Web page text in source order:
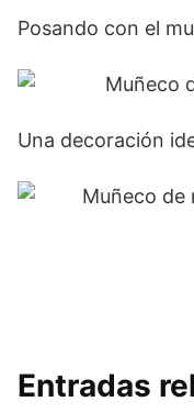
Posando con el
Una decoración
Entradas